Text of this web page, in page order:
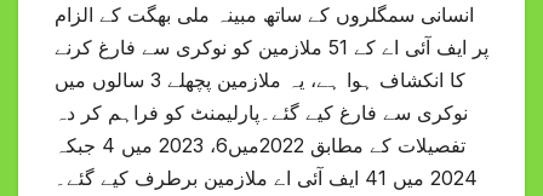
انسانی سمگلروں کے ساتھ مبینہ ملی بھگت کے الزام
پر ایف آئی اے کے 51 ملازمین کو نوکری سے فارغ کرنے
کا انکشاف ہوا ہے، یہ ملازمین پچھلے 3 سالوں میں
نوکری سے فارغ کیے گئے۔پارلیمنٹ کو فراہم کر دہ
تفصیلات کے مطابق 2022میں6، 2023 میں 4 جبکہ
2024 میں 41 ایف آئی اے ملازمین برطرف کیے گئے۔